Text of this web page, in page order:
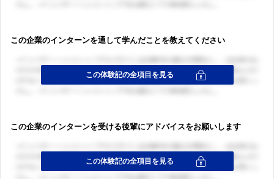
この企業のインターンを通して学んだことを教えてください
この企業のインターンを受ける後輩にアドバイスをお願いします
ログイン・会員登録
ログイン・会員登録